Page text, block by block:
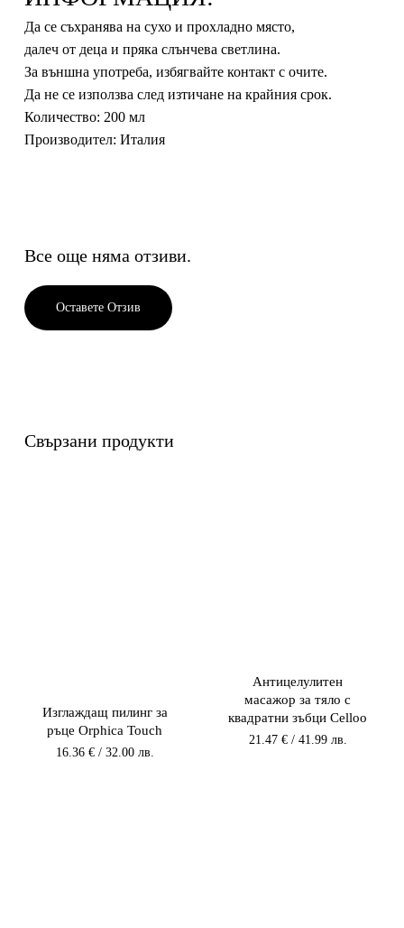
Да се съхранява на сухо и прохладно място,
далеч от деца и пряка слънчева светлина.
За външна употреба, избягвайте контакт с очите.
Да не се използва след изтичане на крайния срок.
Количество: 200 мл
Производител: Италия
Все още няма отзиви.
Оставете Отзив
Свързани продукти
Изглаждащ пилинг за
ръце Orphica Touch
16.36 €/ 32.00 лв.
Антицелулитен
масажор за тяло с
квадратни зъбци Celloo
21.47 €/ 41.99 лв.